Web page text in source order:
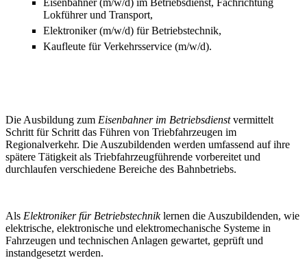
Eisenbahner (m/w/d) im Betriebsdienst, Fachrichtung
Lokführer und Transport,
Elektroniker (m/w/d) für Betriebstechnik,
Kaufleute für Verkehrsservice (m/w/d).
Die Ausbildung zum Eisenbahner im Betriebsdienstvermittelt
Schritt für Schritt das Führen von Triebfahrzeugen im
Regionalverkehr. Die Auszubildenden werden umfassend auf ihre
spätere Tätigkeit als Triebfahrzeugführende vorbereitet und
durchlaufen verschiedene Bereiche des Bahnbetriebs.
Als Elektroniker für Betriebstechniklernen die Auszubildenden, wie
elektrische, elektronische und elektromechanische Systeme in
Fahrzeugen und technischen Anlagen gewartet, geprüft und
instandgesetzt werden.